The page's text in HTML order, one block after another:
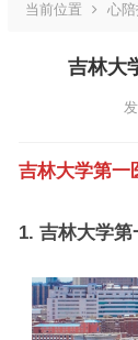
当前位置 心陪
吉林大
吉林大学第一
1. 吉林大学第